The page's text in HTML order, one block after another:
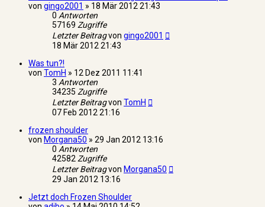
von gingo2001 » 18 Mär 2012 21:43
0 Antworten
57169 Zugriffe
Letzter Beitragvon gingo2001
18 Mär 2012 21:43
Was tun?!
von TomH » 12 Dez 2011 11:41
3 Antworten
34235 Zugriffe
Letzter Beitragvon TomH
07 Feb 2012 21:16
frozen shoulder
von Morgana50 » 29 Jan 2012 13:16
0 Antworten
42582Zugriffe
Letzter Beitragvon Morgana50
29 Jan 2012 13:16
Jetzt doch Frozen Shoulder